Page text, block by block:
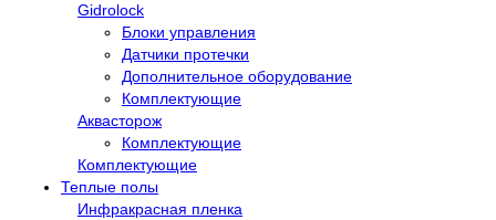
Gidrolock
Блоки управления
Датчики протечки
Дополнительное оборудование
Комплектующие
Аквасторож
Комплектующие
Комплектующие
Теплые полы
Инфракрасная пленка